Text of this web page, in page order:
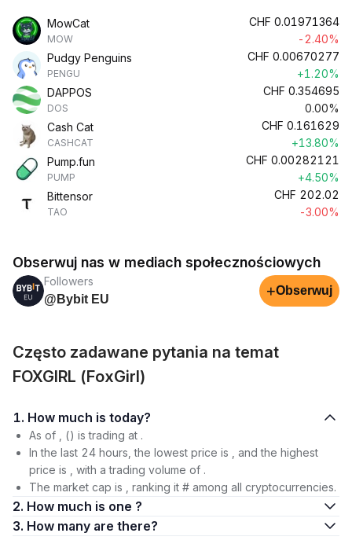
MowCat
MOW
CHF 0.01971364
-2.40%
Pudgy Penguins
PENGU
CHF 0.00670277
+1.20%
DAPPOS
DOS
CHF 0.354695
0.00%
Cash Cat
CASHCAT
CHF 0.161629
+13.80%
Pump.fun
PUMP
CHF 0.00282121
+4.50%
Bittensor
TAO
CHF 202.02
-3.00%
Obserwuj nas w mediach społecznościowych
Followers
@Bybit EU
+Obserwuj
Często zadawane pytania na temat
FOXGIRL (FoxGirl)
1. How much is today?
As of , () is trading at .
In the last 24 hours, the lowest price is , and the highest
price is , with a trading volume of .
The market cap is , ranking it # among all cryptocurrencies.
2. How much is one ?
3. How many are there?